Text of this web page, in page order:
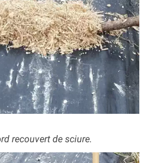
recouvert de sciure.